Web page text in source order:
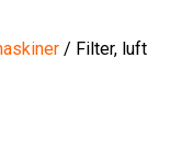
/ Filter, luft